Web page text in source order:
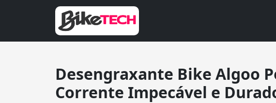
Desengraxante Bike Algoo
Corrente Impecável e